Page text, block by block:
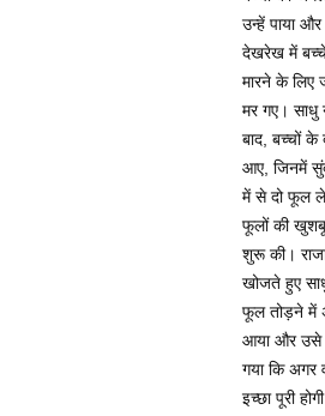
उन्हें पाया
देखरेख में बच्चे
मारने के
मर गए। साधु
बाद, बच्चों के
आए, जिनमें
में से दो फूल
फूलों की खुशबू
शुरू की।
खोजते हुए
फूल तोड़ने में
आया और उसे
गया कि अगर
इच्छा पूरी